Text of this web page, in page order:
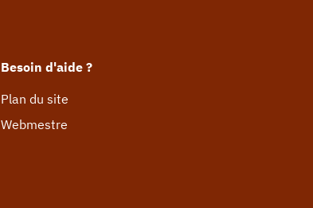
Besoin d'aide ?
Plan du site
Webmestre